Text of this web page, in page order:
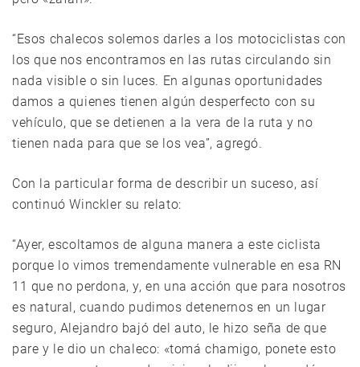
“Esos chalecos solemos darles a los motociclistas con
los que nos encontramos en las rutas circulando sin
nada visible o sin luces. En algunas oportunidades
damos a quienes tienen algún desperfecto con su
vehículo, que se detienen a la vera de la ruta y no
tienen nada para que se los vea”, agregó.
Con la particular forma de describir un suceso, así
continuó Winckler su relato:
“Ayer, escoltamos de alguna manera a este ciclista
porque lo vimos tremendamente vulnerable en esa RN
11 que no perdona, y, en una acción que para nosotros
es natural, cuando pudimos detenernos en un lugar
seguro, Alejandro bajó del auto, le hizo seña de que
pare y le dio un chaleco: «tomá chamigo, ponete esto